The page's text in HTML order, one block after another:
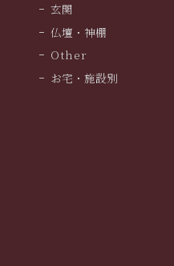
玄関
仏壇・神棚
Other
お宅・施設別